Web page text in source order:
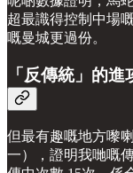
超最識得控制中場
嘅曼城更過份。
「反傳統」的
但最有趣嘅地方嚟
一），證明我哋嘅